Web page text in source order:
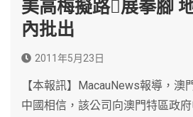
美高梅擬路展拳腳
內批出
2011年5月23日
【本報訊】MacauNews報導，澳
中國相信，該公司向澳門特區政